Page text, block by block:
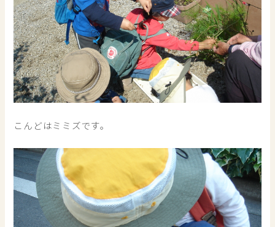
こんどはミミズです。